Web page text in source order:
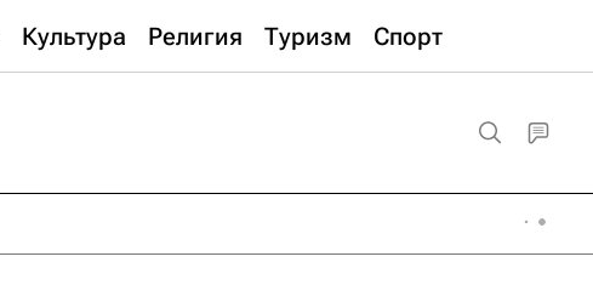
Культура Религия Туризм Спорт